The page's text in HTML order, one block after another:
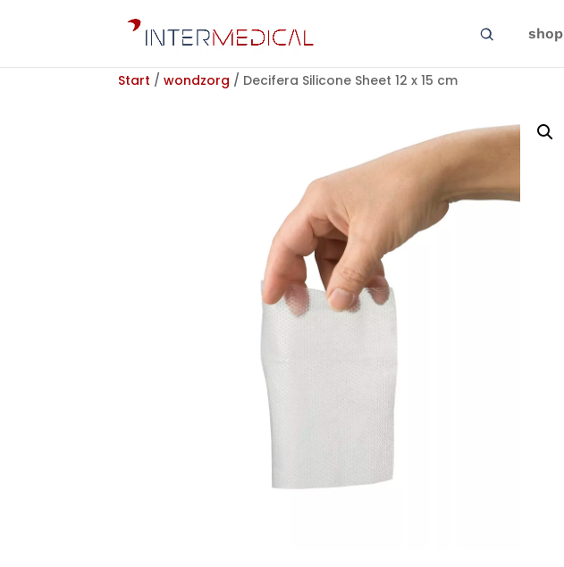
shop
Start / wondzorg / Decifera Silicone Sheet 12 x 15 cm